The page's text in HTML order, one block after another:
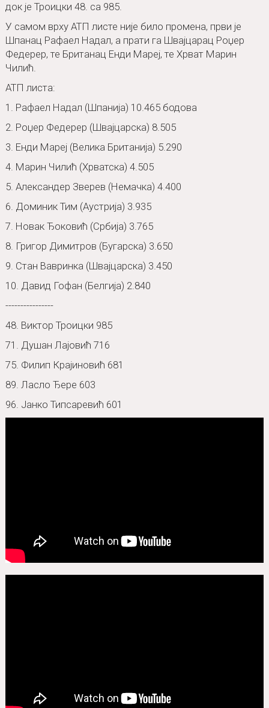
док је Троицки 48. са 985.
У самом врху АТП листе није било промена, први је
Шпанац Рафаел Надал, а прати га Швајцарац Роџер
Федерер, те Британац Енди Мареј, те Хрват Марин
Чилић.
АТП листа:
1. Рафаел Надал (Шпанија) 10.465 бодова
2. Роџер Федерер (Швајцарска) 8.505
3. Енди Мареј (Велика Британија) 5.290
4. Марин Чилић (Хрватска) 4.505
5. Александер Зверев (Немачка) 4.400
6. Доминик Тим (Аустрија) 3.935
7. Новак Ђоковић (Србија) 3.765
8. Григор Димитров (Бугарска) 3.650
9. Стан Вавринка (Швајцарска) 3.450
10. Давид Гофан (Белгија) 2.840
----------------
48. Виктор Троицки 985
71. Душан Лајовић 716
75. Филип Крајиновић 681
89. Ласло Ђере 603
96. Јанко Типсаревић 601